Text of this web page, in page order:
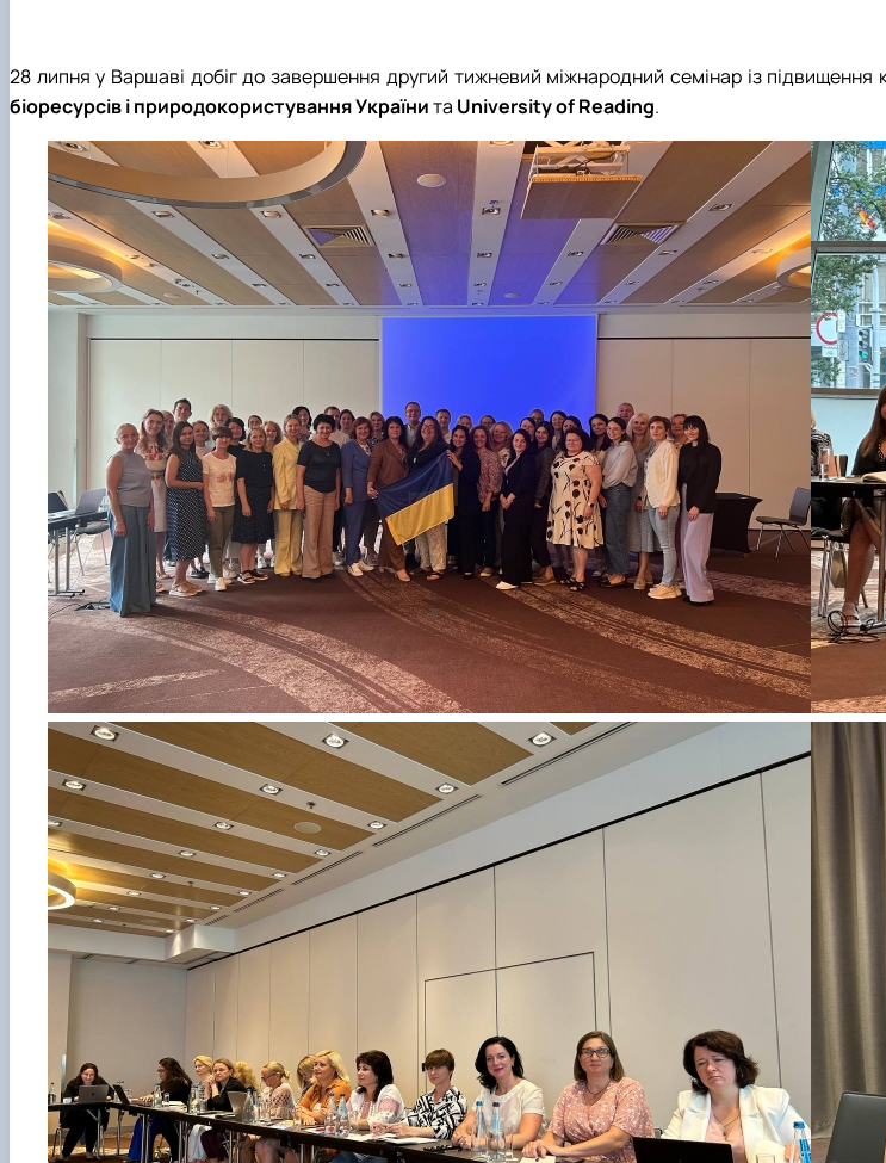
Підготовка аспірантів та докторантів
Рада молодих вчених та аспірантів
Підвищення кваліфікації
Скринька довіри
28 липня у Варшаві добіг до завершення другий тижневий міжнародний семінар із підвищення
біоресурсів і природокористування Українита UniversityofReading.